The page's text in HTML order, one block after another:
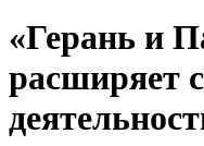
«Герань и
расширяет